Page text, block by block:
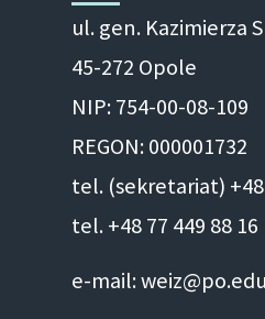
ul. gen. Kazimierza
45-272 Opole
NIP: 754-00-08-109
REGON: 000001732
tel. (sekretariat) +48
tel. +48 77 449 88 16
e-mail: